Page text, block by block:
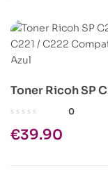
Toner Ricoh SP
C221 / C222
0
€39.90